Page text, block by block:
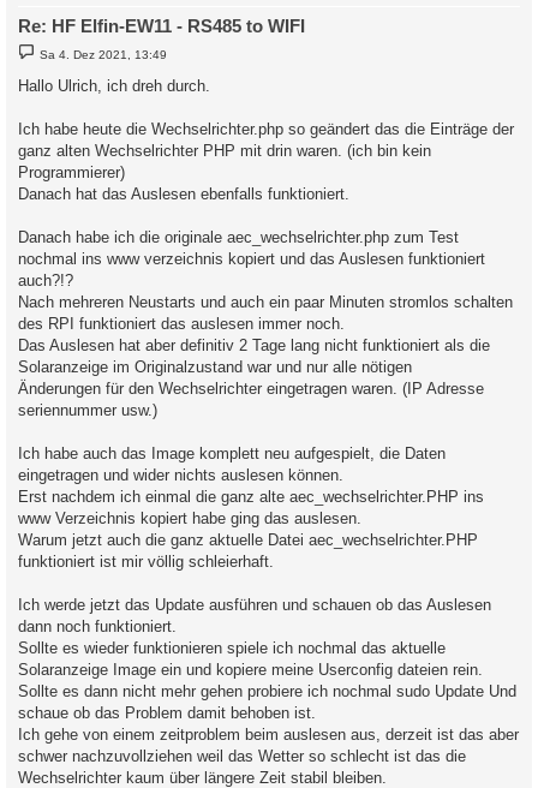
Re: HF Elfin-EW11 - RS485 to WIFI
B
e
i
t
g
Sa 4. Dez 2021, 13:49
Hallo Ulrich, ich dreh durch.
Ich habe heute die Wechselrichter.php so geändert das die Einträge der
ganz alten Wechselrichter PHP mit drin waren. (ich bin kein
Programmierer)
Danach hat das Auslesen ebenfalls funktioniert.
Danach habe ich die originale aec_wechselrichter.php zum Test
nochmal ins www verzeichnis kopiert und das Auslesen funktioniert
auch?!?
Nach mehreren Neustarts und auch ein paar Minuten stromlos schalten
des RPI funktioniert das auslesen immer noch.
Das Auslesen hat aber definitiv 2 Tage lang nicht funktioniert als die
Solaranzeige im Originalzustand war und nur alle nötigen
Änderungen für den Wechselrichter eingetragen waren. (IP Adresse
seriennummer usw.)
Ich habe auch das Image komplett neu aufgespielt, die Daten
eingetragen und wider nichts auslesen können.
Erst nachdem ich einmal die ganz alte aec_wechselrichter.PHP ins
www Verzeichnis kopiert habe ging das auslesen.
Warum jetzt auch die ganz aktuelle Datei aec_wechselrichter.PHP
funktioniert ist mir völlig schleierhaft.
Ich werde jetzt das Update ausführen und schauen ob das Auslesen
dann noch funktioniert.
Sollte es wieder funktionieren spiele ich nochmal das aktuelle
Solaranzeige Image ein und kopiere meine Userconfig dateien rein.
Sollte es dann nicht mehr gehen probiere ich nochmal sudo Update Und
schaue ob das Problem damit behoben ist.
Ich gehe von einem zeitproblem beim auslesen aus, derzeit ist das aber
schwer nachzuvollziehen weil das Wetter so schlecht ist das die
Wechselrichter kaum über längere Zeit stabil bleiben.